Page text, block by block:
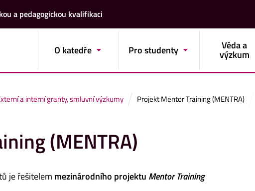
a pedagogickou kvalifikaci
O katedře Pro studenty Věda a
výzkum
a interní granty, smluvní výzkumy Projekt Mentor Training (MENTRA)
(MENTRA)
je řešitelem mezinárodního projektu Mentor Training